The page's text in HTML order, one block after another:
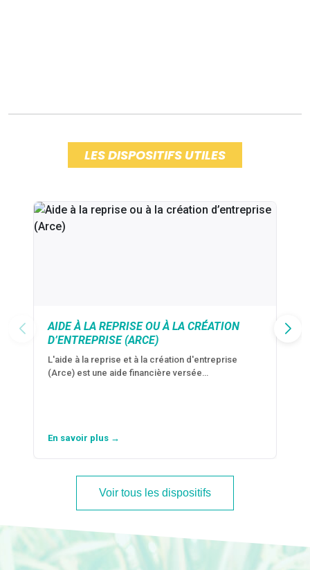
LES DISPOSITIFS UTILES
AIDE À LA REPRISE OU À LA CRÉATION
D’ENTREPRISE (ARCE)
L'aide à la reprise et à la création d'entreprise
(Arce) est une aide financière versée…
En savoir plus →
Voir tous les dispositifs